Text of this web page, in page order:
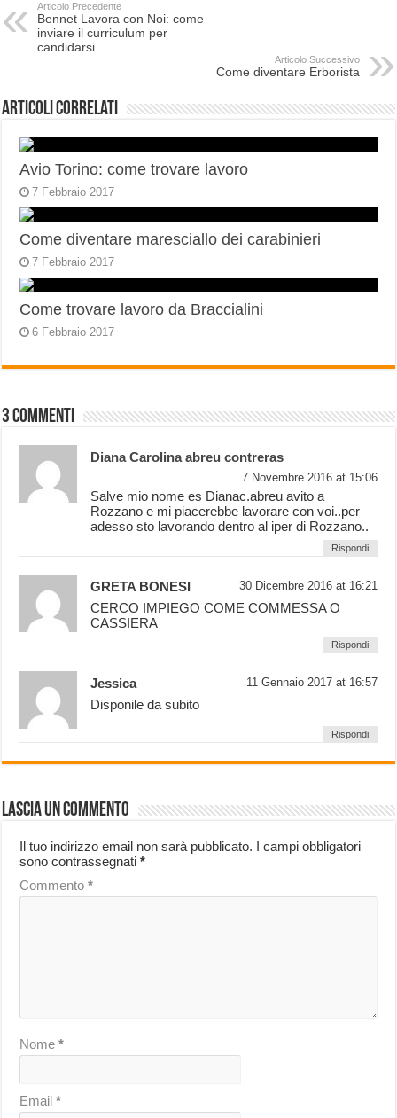
Articolo Precedente
Bennet Lavora con Noi: come
inviare il curriculum per
candidarsi
Articolo Successivo
Come diventare Erborista
Articoli correlati
Avio Torino: come trovare lavoro
7 Febbraio 2017
Come diventare maresciallo dei carabinieri
7 Febbraio 2017
Come trovare lavoro da Braccialini
6 Febbraio 2017
3 commenti
Diana Carolina abreu contreras
7 Novembre 2016 at 15:06
Salve mio nome es Dianac.abreu avito a
Rozzano e mi piacerebbe lavorare con voi..per
adesso sto lavorando dentro al iper di Rozzano..
Rispondi
GRETA BONESI 30 Dicembre 2016 at 16:21
CERCO IMPIEGO COME COMMESSA O
CASSIERA
Rispondi
Jessica 11 Gennaio 2017 at 16:57
Disponile da subito
Rispondi
Lascia un commento
Il tuo indirizzo email non sarà pubblicato. I campi obbligatori
sono contrassegnati*
Commento*
Nome*
Email*